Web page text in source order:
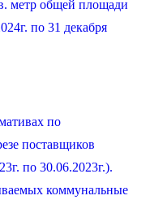
метр общей площади
по 31 декабря
по
поставщиков
по 30.06.2023г.).
коммунальные